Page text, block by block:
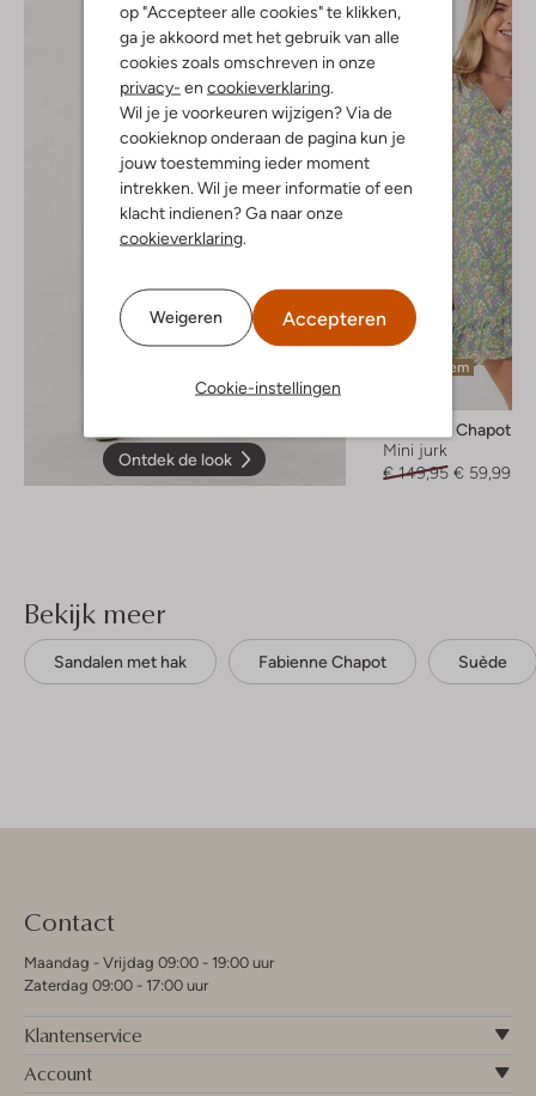
op "Accepteer alle cookies" te klikken,
ga je akkoord met het gebruik van alle
cookies zoals omschreven in onze
privacy- en cookieverklaring
Wil je je voorkeuren wijzigen? Via de
cookieknop onderaan de pagina kun je
jouw toestemming ieder moment
intrekken. Wil je meer informatie of een
klacht indienen? Ga naar onze
cookieverklaring
Weigeren Accepteren
Cookie-instellingen
Ontdek de look
Laatste item
Fabienne Chapot
Mini jurk
€ 149,95 € 59,99
Bekijk meer
Sandalen met hak Fabienne Chapot Suède
Contact
Maandag - Vrijdag 09:00 - 19:00 uur
Zaterdag 09:00 - 17:00 uur
Klantenservice
Account